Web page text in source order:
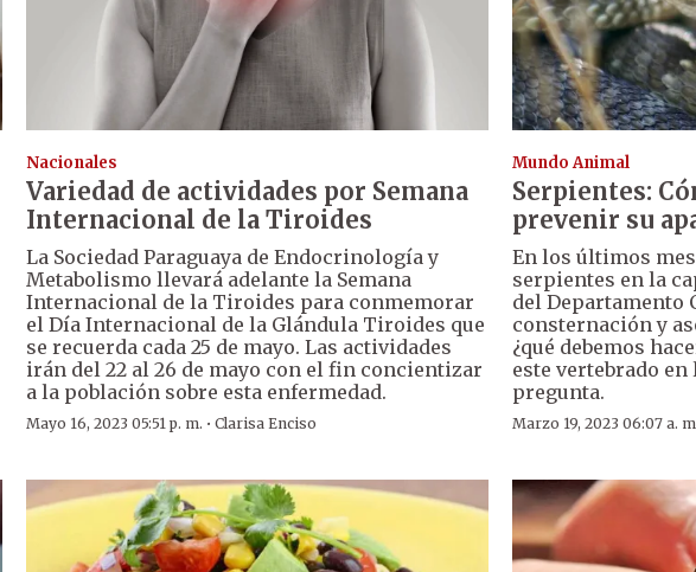
Nacionales
Variedad de actividades por Semana
Internacional de la Tiroides
La Sociedad Paraguaya de Endocrinología y
Metabolismo llevará adelante la Semana
Internacional de la Tiroides para conmemorar
el Día Internacional de la Glándula Tiroides que
se recuerda cada 25 de mayo. Las actividades
irán del 22 al 26 de mayo con el fin concientizar
a la población sobre esta enfermedad.
Mayo 16, 2023 05:51 p. m. ·Clarisa Enciso
Mundo Animal
Serpientes:
prevenir su
En los últimos
serpientes en la
del Departamento
consternación y
¿qué debemos
este vertebrado en
pregunta.
Marzo 19, 2023 06:07 a.